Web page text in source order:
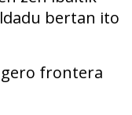
bertan ito
frontera